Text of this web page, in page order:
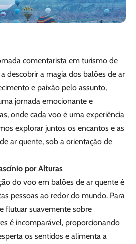
comentarista em turismo de
descobrir a magia dos balões de ar
e paixão pelo assunto,
jornada emocionante e
onde cada voo é uma experiência
explorar juntos os encantos e as
ar quente, sob a orientação de
por Alturas
do voo em balões de ar quente é
pessoas ao redor do mundo. Para
flutuar suavemente sobre
é incomparável, proporcionando
os sentidos e alimenta a